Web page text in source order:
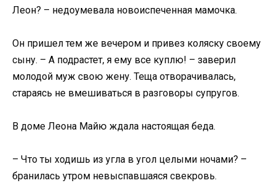
Леон? – недоумевала новоиспеченная мамочка.
Он пришел тем же вечером и привез коляску своему
сыну. – А подрастет, я ему все куплю! – заверил
молодой муж свою жену. Теща отворачивалась,
стараясь не вмешиваться в разговоры супругов.
В доме Леона Майю ждала настоящая беда.
– Что ты ходишь из угла в угол целыми ночами? –
бранилась утром невыспавшаяся свекровь.